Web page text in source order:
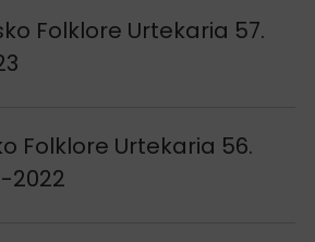
Folklore Urtekaria 57.
Folklore Urtekaria 56.
2022